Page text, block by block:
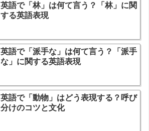
英語で「林」は何て言う？「林」に関
する英語表現
英語で「派手な」は何て言う？「派手
な」に関する英語表現
英語で「動物」はどう表現する？呼び
分けのコツと文化